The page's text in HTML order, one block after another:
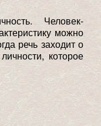
Человек-
можно
речь заходит о
которое